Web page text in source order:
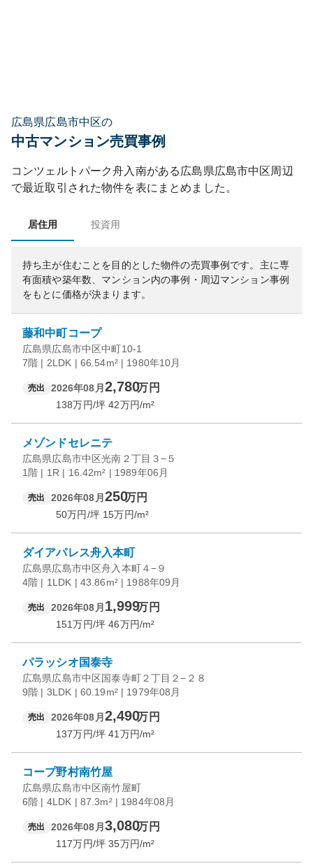
広島県広島市中区の
中古マンション売買事例
コンツェルトパーク舟入南がある 広島県広島市中区周辺
で最近取引された物件を表にまとめました。
居住用 投資用
持ち主が住むことを目的とした物件の売買事例です。 主に専
有面積や築年数、マンション内の事例・周辺マンション事例
をもとに価格が決まります。
藤和中町コープ
広島県広島市中区中町10-1
7階 | 2LDK | 66.54m² | 1980年10月
売出 2026年08月 2,780万円
138万円/坪 42万円/m²
メゾンドセレニテ
広島県広島市中区光南２丁目３−５
1階 | 1R | 16.42m² | 1989年06月
売出 2026年08月 250万円
50万円/坪 15万円/m²
ダイアパレス舟入本町
広島県広島市中区舟入本町４−９
4階 | 1LDK | 43.86m² | 1988年09月
売出 2026年08月 1,999万円
151万円/坪 46万円/m²
パラッシオ国泰寺
広島県広島市中区国泰寺町２丁目２−２８
9階 | 3LDK | 60.19m² | 1979年08月
売出 2026年08月 2,490万円
137万円/坪 41 万円/m²
コープ野村南竹屋
広島県広島市中区南竹屋町
6階 | 4LDK | 87.3m² | 1984年08月
売出 2026年08月 3,080万円
117万円/坪 35万円/m²